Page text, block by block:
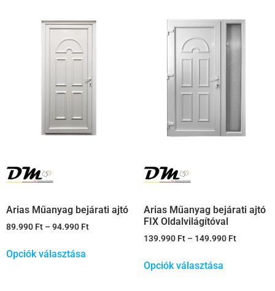
Arias Műanyag bejárati ajtó
89.990 Ft – 94.990 Ft
Opciók választása
Arias Műanyag bejárati ajtó
FIX Oldalvilágítóval
139.990 Ft – 149.990 Ft
Opciók választása